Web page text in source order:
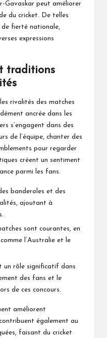
Gavaskar peut améliorer
du cricket. De telles
de fierté nationale,
expressions
traditions
rivalités des matches
ancrée dans les
s’engagent dans des
de l’équipe, chanter des
pour regarder
créent un sentiment
parmi les fans.
banderoles et des
ajoutant à
sont courantes, en
l’Australie et le
un rôle significatif dans
des fans et le
de ces concours.
améliorent
également au
faisant du cricket